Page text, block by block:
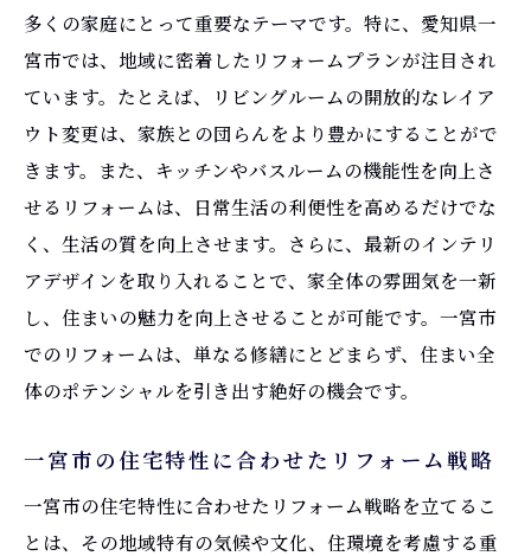
成功事例に学ぶリフォームの秘訣
居住者が選んだリフォームの理由
リフォームで注目されるデザインのポイン
ト
施工の質にこだわったリフォーム事例
予想を超えるリフォームの成果
地域の特性を活かしたリフォームの優位性
リフォームにおけるデザインの重要性
新しいライフスタイルに対応するリフォー
ム
自然素材を取り入れた温かみのある住まい
多くの家庭にとって重要なテーマです。特に、愛知県一
宮市では、地域に密着したリフォームプランが注目され
ています。たとえば、リビングルームの開放的なレイア
ウト変更は、家族との団らんをより豊かにすることがで
きます。また、キッチンやバスルームの機能性を向上さ
せるリフォームは、日常生活の利便性を高めるだけでな
く、生活の質を向上させます。さらに、最新のインテリ
アデザインを取り入れることで、家全体の雰囲気を一新
し、住まいの魅力を向上させることが可能です。一宮市
でのリフォームは、単なる修繕にとどまらず、住まい全
体のポテンシャルを引き出す絶好の機会です。
一宮市の住宅特性に合わせたリフォーム戦略
一宮市の住宅特性に合わせたリフォーム戦略を立てるこ
とは、その地域特有の気候や文化、住環境を考慮する重